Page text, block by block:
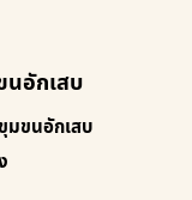
นอักเสบ
มขนอักเสบ